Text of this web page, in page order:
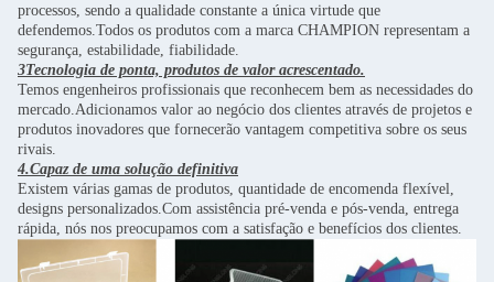
processos, sendo a qualidade constante a única virtude que
defendemos.Todos os produtos com a marca CHAMPION representam a
segurança, estabilidade, fiabilidade.
3Tecnologia de ponta, produtos de valor acrescentado.
Temos engenheiros profissionais que reconhecem bem as necessidades do
mercado.Adicionamos valor ao negócio dos clientes através de projetos e
produtos inovadores que fornecerão vantagem competitiva sobre os seus
rivais.
4.Capaz de uma solução definitiva
Existem várias gamas de produtos, quantidade de encomenda flexível,
designs personalizados.Com assistência pré-venda e pós-venda, entrega
rápida, nós nos preocupamos com a satisfação e benefícios dos clientes.